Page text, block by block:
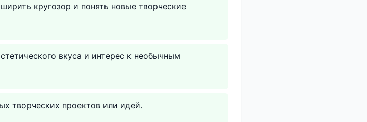
кругозор и понять новые творческие
вкуса и интерес к необычным
творческих проектов или идей.